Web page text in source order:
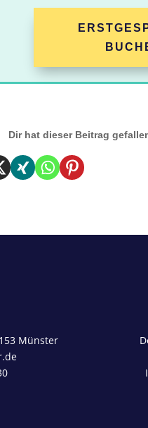
Dir hat dieser Beitrag
Münster